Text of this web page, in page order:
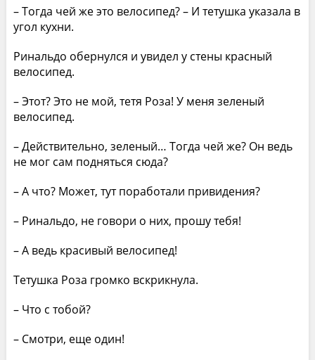
– Тогда чей же это велосипед? – И тетушка указала в
угол кухни.
Ринальдо обернулся и увидел у стены красный
велосипед.
– Этот? Это не мой, тетя Роза! У меня зеленый
велосипед.
– Действительно, зеленый… Тогда чей же? Он ведь
не мог сам подняться сюда?
– А что? Может, тут поработали привидения?
– Ринальдо, не говори о них, прошу тебя!
– А ведь красивый велосипед!
Тетушка Роза громко вскрикнула.
– Что с тобой?
– Смотри, еще один!